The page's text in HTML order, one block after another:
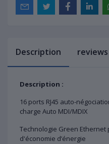
Description reviews
Description :
16 ports RJ45 auto-
charge Auto MDI/MDIX
Technologie Green
d'économie d’énergie